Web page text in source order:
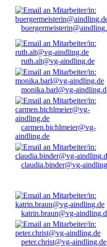
ruth.alt@vg-aindling.de
monika.barl@vg-
carmen.bichlmeier@vg-
aindling.de
claudia.binder@vg-
katrin.braun@vg-
peter.christ@vg-aindling.de